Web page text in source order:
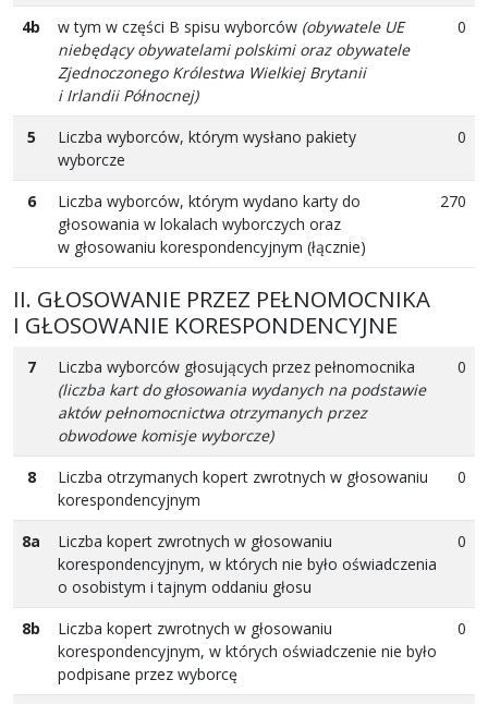
4b w tym w części B spisu wyborców (obywatele UE
niebędący obywatelami polskimi oraz obywatele
Zjednoczonego Królestwa Wielkiej Brytanii
i Irlandii Północnej)
0
5
Liczba wyborców, którym wysłano pakiety
wyborcze
0
6
Liczba wyborców, którym wydano karty do
głosowania w lokalach wyborczych oraz
w głosowaniu korespondencyjnym (łącznie)
270
II. GŁOSOWANIE PRZEZ PEŁNOMOCNIKA
I GŁOSOWANIE KORESPONDENCYJNE
7
Liczba wyborców głosujących przez pełnomocnika
(liczba kart do głosowania wydanych na podstawie
aktów pełnomocnictwa otrzymanych przez
obwodowe komisje wyborcze)
0
8
Liczba otrzymanych kopert zwrotnych w głosowaniu
korespondencyjnym
0
8a
Liczba kopert zwrotnych w głosowaniu
korespondencyjnym, w których nie było oświadczenia
o osobistym i tajnym oddaniu głosu
0
8b
Liczba kopert zwrotnych w głosowaniu
korespondencyjnym, w których oświadczenie nie było
podpisane przez wyborcę
0